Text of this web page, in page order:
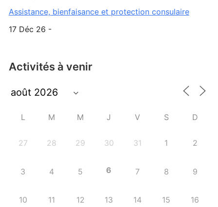
Assistance, bienfaisance et protection consulaire
17 Déc 26 -
Activités à venir
L M M J V S D
27 28 29 30 31 1 2
3 4 5 6 7 8 9
10 11 12 13 14 15 16